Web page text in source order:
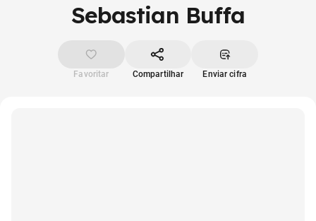
Sebastian Buffa
Favoritar Compartilhar Enviar cifra